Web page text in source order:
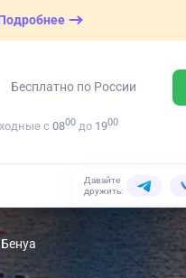
Бесплатно по России
с 0800 до 1900
Давайте
дружить: